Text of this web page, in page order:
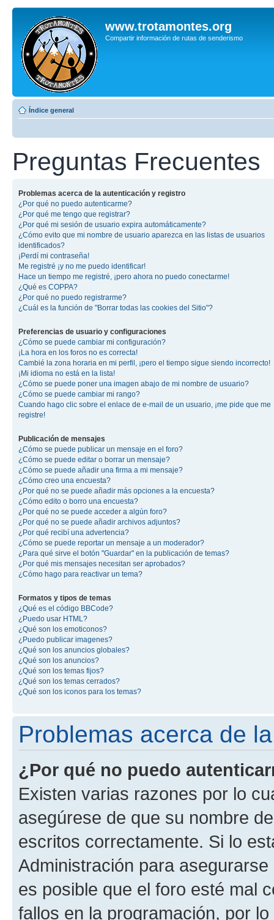
www.trotamontes.org
Compartir información de rutas de senderismo
Índice general
Preguntas Frecuentes
Problemas acerca de la autenticación y registro
¿Por qué no puedo autenticarme?
¿Por qué me tengo que registrar?
¿Por qué mi sesión de usuario expira automáticamente?
¿Cómo evito que mi nombre de usuario aparezca en las listas de usuarios
identificados?
¡Perdí mi contraseña!
Me registré ¡y no me puedo identificar!
Hace un tiempo me registré, ¡pero ahora no puedo conectarme!
¿Qué es COPPA?
¿Por qué no puedo registrarme?
¿Cuál es la función de "Borrar todas las cookies del Sitio"?
Preferencias de usuario y configuraciones
¿Cómo se puede cambiar mi configuración?
¡La hora en los foros no es correcta!
Cambié la zona horaria en mi perfil, ¡pero el tiempo sigue siendo incorrecto!
¡Mi idioma no está en la lista!
¿Cómo se puede poner una imagen abajo de mi nombre de usuario?
¿Cómo se puede cambiar mi rango?
Cuando hago clic sobre el enlace de e-mail de un usuario, ¡me pide que me
registre!
Publicación de mensajes
¿Cómo se puede publicar un mensaje en el foro?
¿Cómo se puede editar o borrar un mensaje?
¿Cómo se puede añadir una firma a mi mensaje?
¿Cómo creo una encuesta?
¿Por qué no se puede añadir más opciones a la encuesta?
¿Cómo edito o borro una encuesta?
¿Por qué no se puede acceder a algún foro?
¿Por qué no se puede añadir archivos adjuntos?
¿Por qué recibí una advertencia?
¿Cómo se puede reportar un mensaje a un moderador?
¿Para qué sirve el botón "Guardar" en la publicación de temas?
¿Por qué mis mensajes necesitan ser aprobados?
¿Cómo hago para reactivar un tema?
Formatos y tipos de temas
¿Qué es el código BBCode?
¿Puedo usar HTML?
¿Qué son los emoticonos?
¿Puedo publicar imagenes?
¿Qué son los anuncios globales?
¿Qué son los anuncios?
¿Qué son los temas fijos?
¿Qué son los temas cerrados?
¿Qué son los iconos para los temas?
Problemas acerca de
¿Por qué no puedo
Existen varias razones por lo
asegúrese de que su nombre
escritos correctamente. Si lo
Administración para
es posible que el foro esté mal
fallos en la programación, por